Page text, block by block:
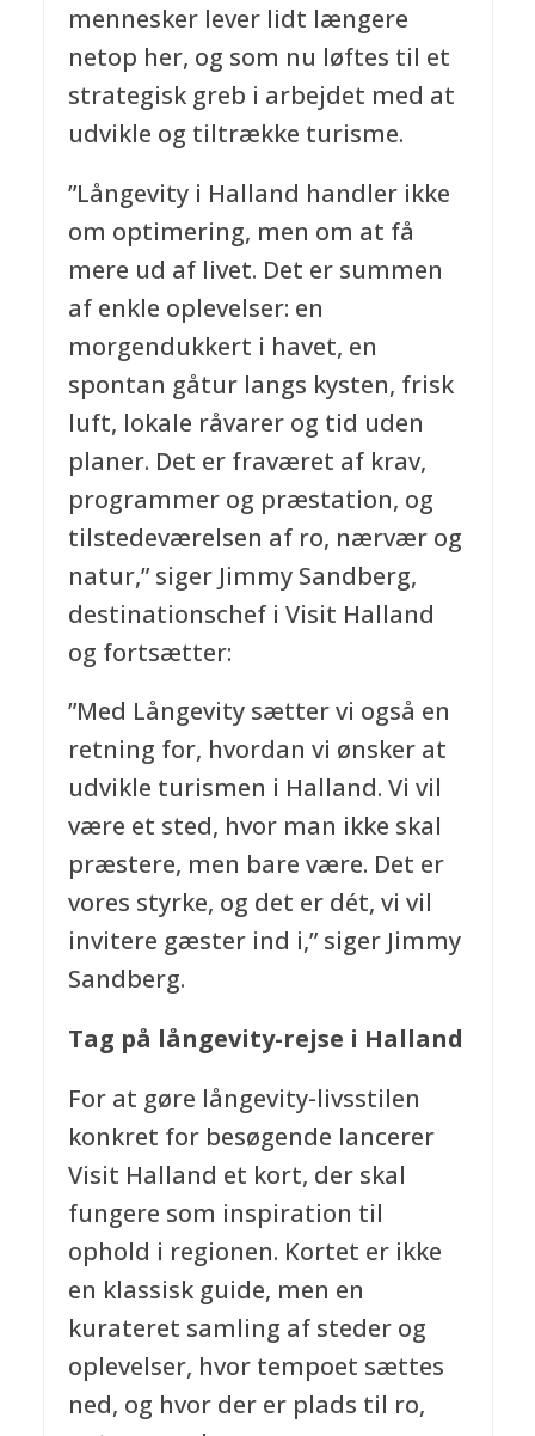
mennesker lever lidt længere
netop her, og som nu løftes til et
strategisk greb i arbejdet med at
udvikle og tiltrække turisme.
”Långevity i Halland handler ikke
om optimering, men om at få
mere ud af livet. Det er summen
af enkle oplevelser: en
morgendukkert i havet, en
spontan gåtur langs kysten, frisk
luft, lokale råvarer og tid uden
planer. Det er fraværet af krav,
programmer og præstation, og
tilstedeværelsen af ro, nærvær og
natur,” siger Jimmy Sandberg,
destinationschef i Visit Halland
og fortsætter:
”Med Långevity sætter vi også en
retning for, hvordan vi ønsker at
udvikle turismen i Halland. Vi vil
være et sted, hvor man ikke skal
præstere, men bare være. Det er
vores styrke, og det er dét, vi vil
invitere gæster ind i,” siger Jimmy
Sandberg.
Tag på långevity-rejse i Halland
For at gøre långevity-livsstilen
konkret for besøgende lancerer
Visit Halland et kort, der skal
fungere som inspiration til
ophold i regionen. Kortet er ikke
en klassisk guide, men en
kurateret samling af steder og
oplevelser, hvor tempoet sættes
ned, og hvor der er plads til ro,